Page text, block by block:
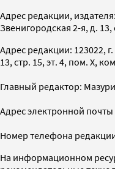
Адрес редакции,
Звенигородская 2-я, д. 13,
Адрес редакции: 123022,
13, стр. 15, эт. 4, пом. X,
Главный редактор:
Адрес электронной
Номер телефона
На информационном